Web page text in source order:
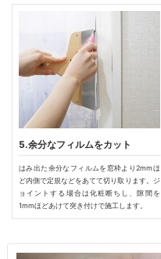
5.余分なフィルムをカット
はみ出た余分なフィルムを窓枠より2mmほ
ど内側で定規などをあてて切り取ります。ジ
ョイントする場合は化粧断ちし、隙間を
1mmほどあけて突き付けで施工します。